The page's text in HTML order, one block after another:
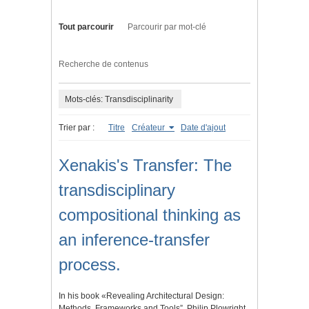
Tout parcourir Parcourir par mot-clé
Recherche de contenus
Mots-clés: Transdisciplinarity
Trier par : Titre Créateur Date d'ajout
Xenakis's Transfer: The
transdisciplinary
compositional thinking as
an inference-transfer
process.
In his book «Revealing Architectural Design: